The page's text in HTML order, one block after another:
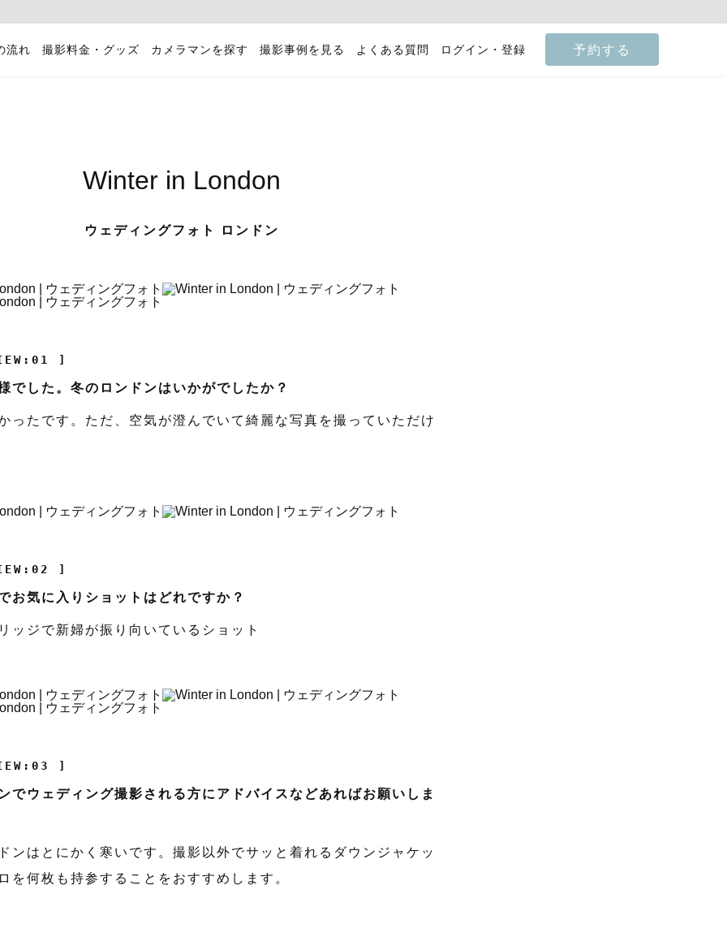
流れ 撮影料金・グッズ カメラマンを探す 撮影事例を見る よくある質問 ログイン・登録 予約する
Winter in London
ウェディングフォト ロンドン
]
でした。冬のロンドンはいかがでしたか？
ったです。ただ、空気が澄んでいて綺麗な写真を撮っていただけ
]
お気に入りショットはどれですか？
ッジで新婦が振り向いているショット
]
でウェディング撮影される方にアドバイスなどあればお願いしま
ンはとにかく寒いです。撮影以外でサッと着れるダウンジャケッ
を何枚も持参することをおすすめします。